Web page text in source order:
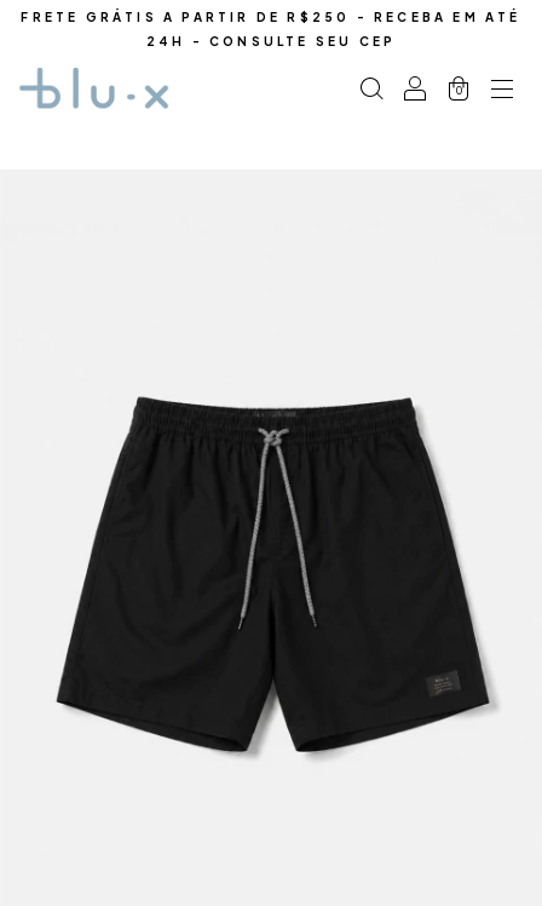
FRETE GRÁTIS A PARTIR DE R$250 - RECEBA EM ATÉ
24H - CONSULTE SEU CEP
0